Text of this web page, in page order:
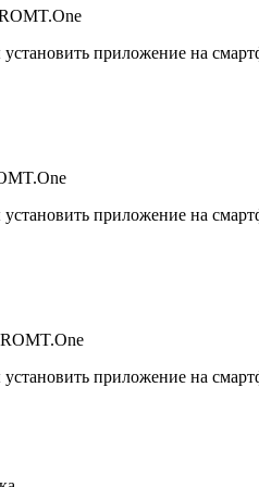
приложение на
приложение на
приложение на